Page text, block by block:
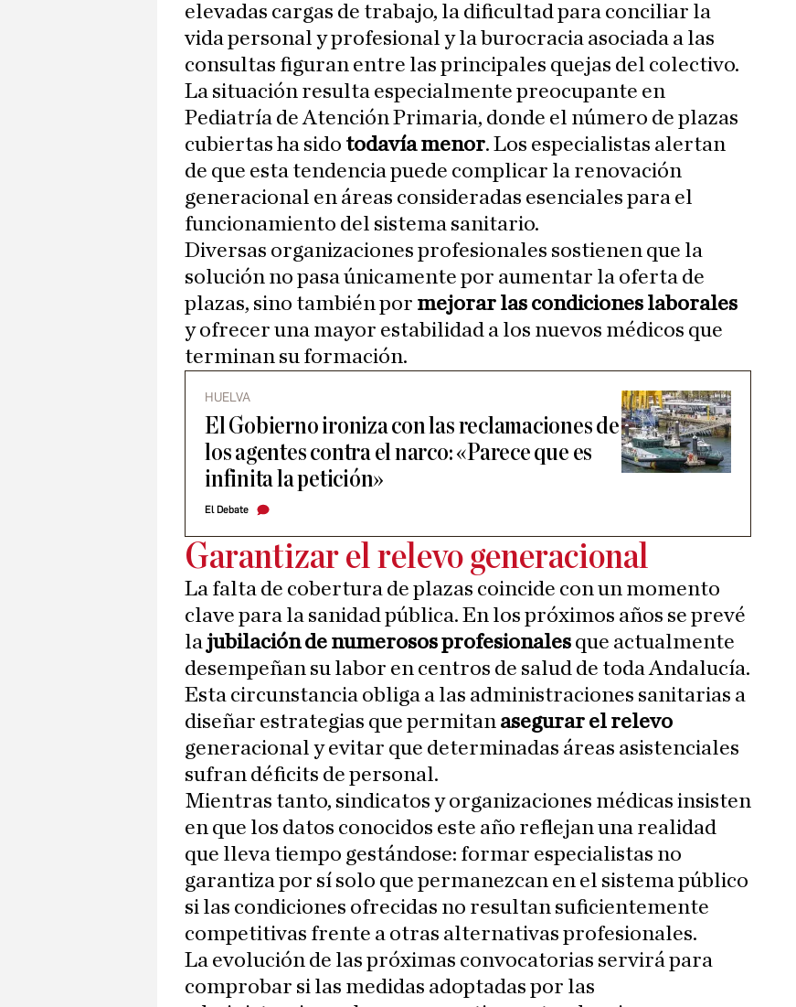
elevadas cargas de trabajo, la dificultad para conciliar la
vida personal y profesional y la burocracia asociada a las
consultas figuran entre las principales quejas del colectivo.
La situación resulta especialmente preocupante en
Pediatría de Atención Primaria, donde el número de plazas
cubiertas ha sido todavía menor. Los especialistas alertan
de que esta tendencia puede complicar la renovación
generacional en áreas consideradas esenciales para el
funcionamiento del sistema sanitario.
Diversas organizaciones profesionales sostienen que la
solución no pasa únicamente por aumentar la oferta de
plazas, sino también por mejorar las condiciones laborales
y ofrecer una mayor estabilidad a los nuevos médicos que
terminan su formación.
HUELVA
El Gobierno ironiza con las reclamaciones de
los agentes contra el narco: «Parece que es
infinita la petición»
El Debate
Garantizar el relevo generacional
La falta de cobertura de plazas coincide con un momento
clave para la sanidad pública. En los próximos años se prevé
la jubilación de numerosos profesionales que actualmente
desempeñan su labor en centros de salud de toda Andalucía.
Esta circunstancia obliga a las administraciones sanitarias a
diseñar estrategias que permitan asegurar el relevo
generacional y evitar que determinadas áreas asistenciales
sufran déficits de personal.
Mientras tanto, sindicatos y organizaciones médicas insisten
en que los datos conocidos este año reflejan una realidad
que lleva tiempo gestándose: formar especialistas no
garantiza por sí solo que permanezcan en el sistema público
si las condiciones ofrecidas no resultan suficientemente
competitivas frente a otras alternativas profesionales.
La evolución de las próximas convocatorias servirá para
comprobar si las medidas adoptadas por las